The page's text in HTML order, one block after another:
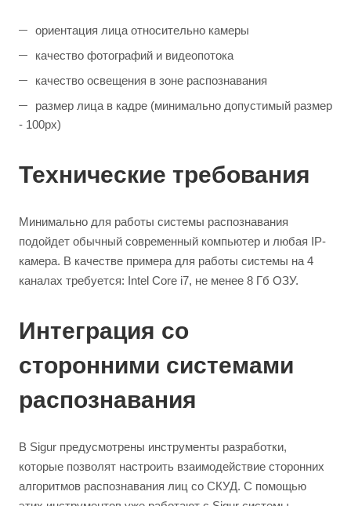
ориентация лица относительно камеры
качество фотографий и видеопотока
качество освещения в зоне распознавания
размер лица в кадре (минимально допустимый размер
- 100px)
Технические требования
Минимально для работы системы распознавания
подойдет обычный современный компьютер и любая IP-
камера. В качестве примера для работы системы на 4
каналах требуется: Intel Core i7, не менее 8 Гб ОЗУ.
Интеграция со
сторонними системами
распознавания
В Sigur предусмотрены инструменты разработки,
которые позволят настроить взаимодействие сторонних
алгоритмов распознавания лиц со СКУД. С помощью